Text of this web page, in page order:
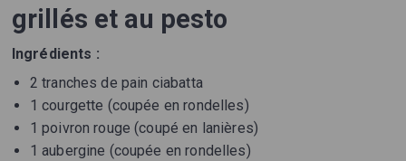
grillés et au pesto
Ingrédients :
2 tranches de pain ciabatta
1 courgette (coupée en rondelles)
1 poivron rouge (coupé en lanières)
1 aubergine (coupée en rondelles)